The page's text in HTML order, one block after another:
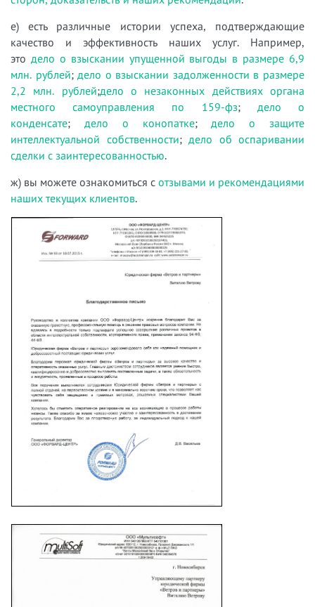
е) есть различные истории успеха, подтверждающие
качество и эффективность наших услуг. Например,
это дело о взыскании упущенной выгоды в размере 6,9
млн. рублей;дело о взыскании задолженности в размере
2,2 млн. рублей;дело о незаконных действиях органа
местного самоуправления по 159-фз; дело о
конденсате; дело о конопатке;дело о защите
интеллектуальной собственности; дело об оспаривании
сделки с заинтересованностью.
ж) вы можете ознакомиться с отзывами и рекомендациями
наших текущих клиентов.